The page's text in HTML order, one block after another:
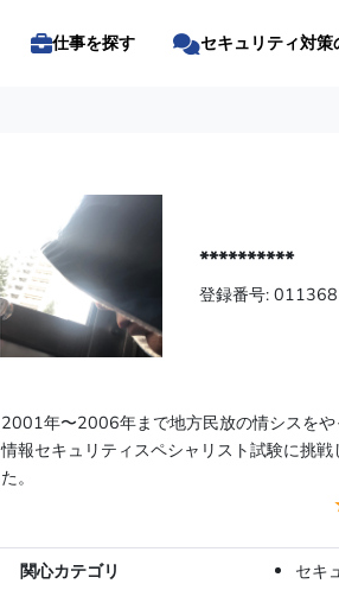
仕事を探す セキュリティ対策
**********
登録番号: 011368
2001年〜2006年まで地方民放の情シスを
情報セキュリティスペシャリスト試験に挑
た。
関心カテゴリ
セキ